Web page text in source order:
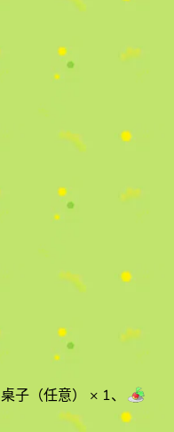
桌子（任意） × 1、